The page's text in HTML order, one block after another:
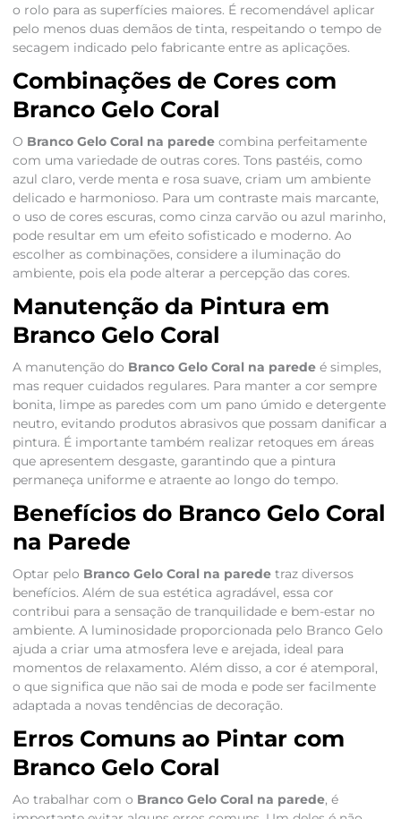
o rolo para as superfícies maiores. É recomendável aplicar
pelo menos duas demãos de tinta, respeitando o tempo de
secagem indicado pelo fabricante entre as aplicações.
Combinações de Cores com
Branco Gelo Coral
O Branco Gelo Coral na paredecombina perfeitamente
com uma variedade de outras cores. Tons pastéis, como
azul claro, verde menta e rosa suave, criam um ambiente
delicado e harmonioso. Para um contraste mais marcante,
o uso de cores escuras, como cinza carvão ou azul marinho,
pode resultar em um efeito sofisticado e moderno. Ao
escolher as combinações, considere a iluminação do
ambiente, pois ela pode alterar a percepção das cores.
Manutenção da Pintura em
Branco Gelo Coral
A manutenção do Branco Gelo Coral na paredeé simples,
mas requer cuidados regulares. Para manter a cor sempre
bonita, limpe as paredes com um pano úmido e detergente
neutro, evitando produtos abrasivos que possam danificar a
pintura. É importante também realizar retoques em áreas
que apresentem desgaste, garantindo que a pintura
permaneça uniforme e atraente ao longo do tempo.
Benefícios do Branco Gelo Coral
na Parede
Optar pelo Branco Gelo Coral na paredetraz diversos
benefícios. Além de sua estética agradável, essa cor
contribui para a sensação de tranquilidade e bem-estar no
ambiente. A luminosidade proporcionada pelo Branco Gelo
ajuda a criar uma atmosfera leve e arejada, ideal para
momentos de relaxamento. Além disso, a cor é atemporal,
o que significa que não sai de moda e pode ser facilmente
adaptada a novas tendências de decoração.
Erros Comuns ao Pintar com
Branco Gelo Coral
Ao trabalhar com o Branco Gelo Coral na parede, é